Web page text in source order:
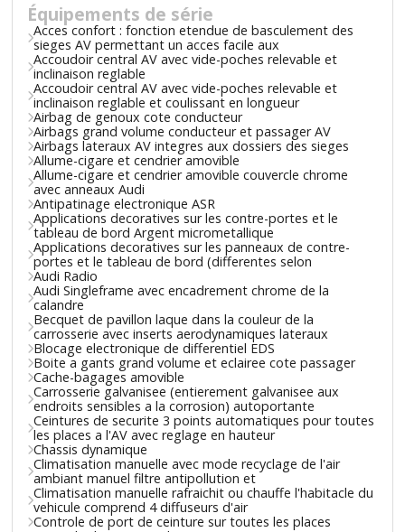
Équipements de série
Acces confort : fonction etendue de basculement des
sieges AV permettant un acces facile aux
Accoudoir central AV avec vide-poches relevable et
inclinaison reglable
Accoudoir central AV avec vide-poches relevable et
inclinaison reglable et coulissant en longueur
Airbag de genoux cote conducteur
Airbags grand volume conducteur et passager AV
Airbags lateraux AV integres aux dossiers des sieges
Allume-cigare et cendrier amovible
Allume-cigare et cendrier amovible couvercle chrome
avec anneaux Audi
Antipatinage electronique ASR
Applications decoratives sur les contre-portes et le
tableau de bord Argent micrometallique
Applications decoratives sur les panneaux de contre-
portes et le tableau de bord (differentes selon
Audi Radio
Audi Singleframe avec encadrement chrome de la
calandre
Becquet de pavillon laque dans la couleur de la
carrosserie avec inserts aerodynamiques lateraux
Blocage electronique de differentiel EDS
Boite a gants grand volume et eclairee cote passager
Cache-bagages amovible
Carrosserie galvanisee (entierement galvanisee aux
endroits sensibles a la corrosion) autoportante
Ceintures de securite 3 points automatiques pour toutes
les places a l'AV avec reglage en hauteur
Chassis dynamique
Climatisation manuelle avec mode recyclage de l'air
ambiant manuel filtre antipollution et
Climatisation manuelle rafraichit ou chauffe l'habitacle du
vehicule comprend 4 diffuseurs d'air
Controle de port de ceinture sur toutes les places